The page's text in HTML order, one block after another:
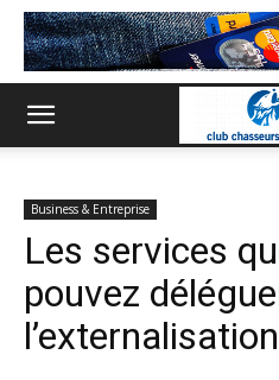
Business & Entreprise
Les services
pouvez